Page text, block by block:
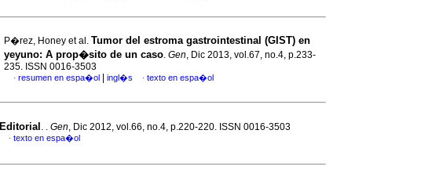
P�rez, Honey et al. Tumor del estroma gastrointestinal (GIST) en
yeyuno: A prop�sito de un caso. Gen, Dic 2013, vol.67, no.4, p.233-
235. ISSN 0016-3503
· resumen en espa�ol ingl�s · texto en espa�ol
Editorial . . Gen, Dic 2012, vol.66, no.4, p.220-220. ISSN 0016-3503
· texto en espa�ol